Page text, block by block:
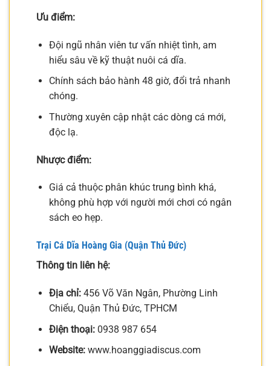
Ưu điểm:
Đội ngũ nhân viên tư vấn nhiệt tình, am
hiểu sâu về kỹ thuật nuôi cá dĩa.
Chính sách bảo hành 48 giờ, đổi trả nhanh
chóng.
Thường xuyên cập nhật các dòng cá mới,
độc lạ.
Nhược điểm:
Giá cả thuộc phân khúc trung bình khá,
không phù hợp với người mới chơi có ngân
sách eo hẹp.
Trại Cá Dĩa Hoàng Gia (Quận Thủ Đức)
Thông tin liên hệ:
Địa chỉ:456 Võ Văn Ngân, Phường Linh
Chiểu, Quận Thủ Đức, TPHCM
Điện thoại:0938 987 654
Website:www.hoanggiadiscus.com